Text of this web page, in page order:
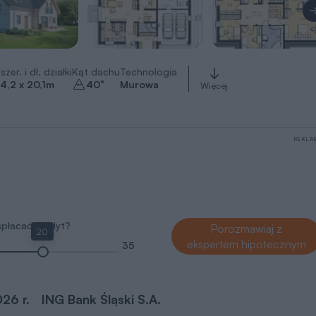
i dł. działki
x 20,1m
Kąt dachu
40°
Technologia
Murowa
Więcej
kredyt?
20
35
Porozmawiaj z
ekspertem hipotecznym
r. ING Bank Śląski S.A.